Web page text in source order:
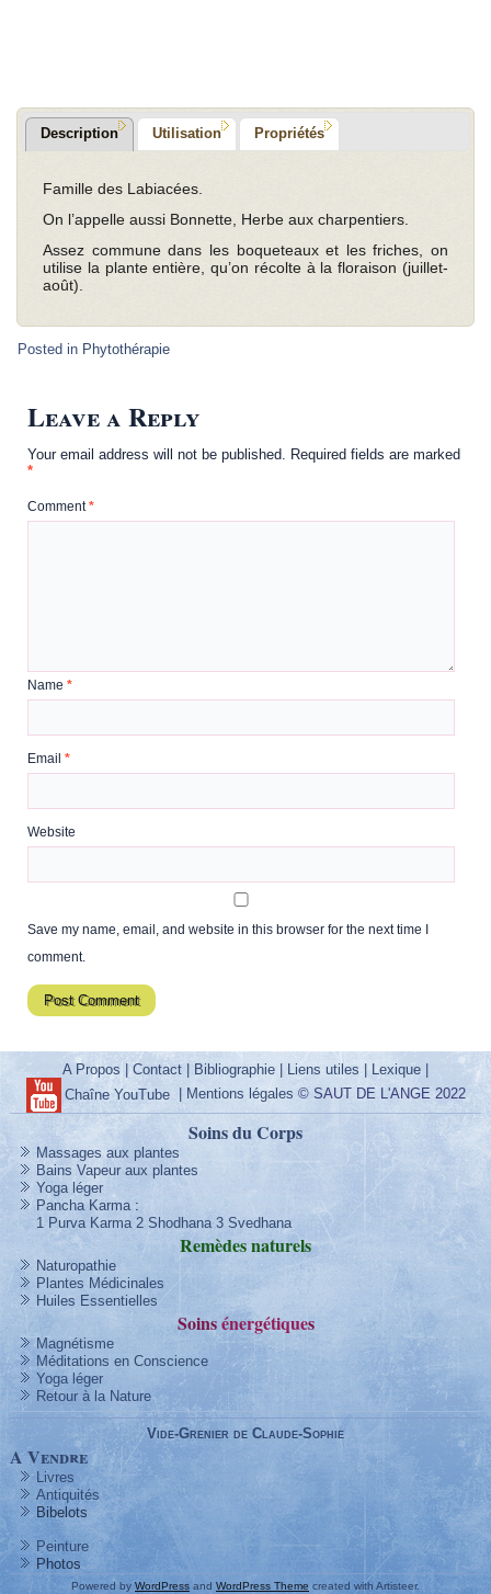
Description Utilisation Propriétés
Famille des Labiacées.
On l’appelle aussi Bonnette, Herbe aux charpentiers.
Assez commune dans les boqueteaux et les friches, on
utilise la plante entière, qu’on récolte à la floraison (juillet-
août).
Posted in Phytothérapie
Leave a Reply
Your email address will not be published. Required fields are marked
*
Comment*
Name*
Email*
Website
Save my name, email, and website in this browser for the next time I
comment.
A Propos |Contact Bibliographie Liens utiles | Lexique
Chaîne YouTube| Mentions légales © SAUT DE L'ANGE 2022
Soins du Corps
Massages aux plantes
Bains Vapeur aux plantes
Yoga léger
Pancha Karma:
1 Purva Karma 2 Shodhana 3 Svedhana
Remèdesnaturels
Naturopathie
Plantes Médicinales
Huiles Essentielles
Soinsénergétiques
Magnétisme
Méditations en Conscience
Yoga léger
Retour à la Nature
Vide-Grenier de Claude-Sophie
A Vendre
Livres
Antiquités
Bibelots
Peinture
Photos
Powered by WordPress and WordPress Theme created with Artisteer.